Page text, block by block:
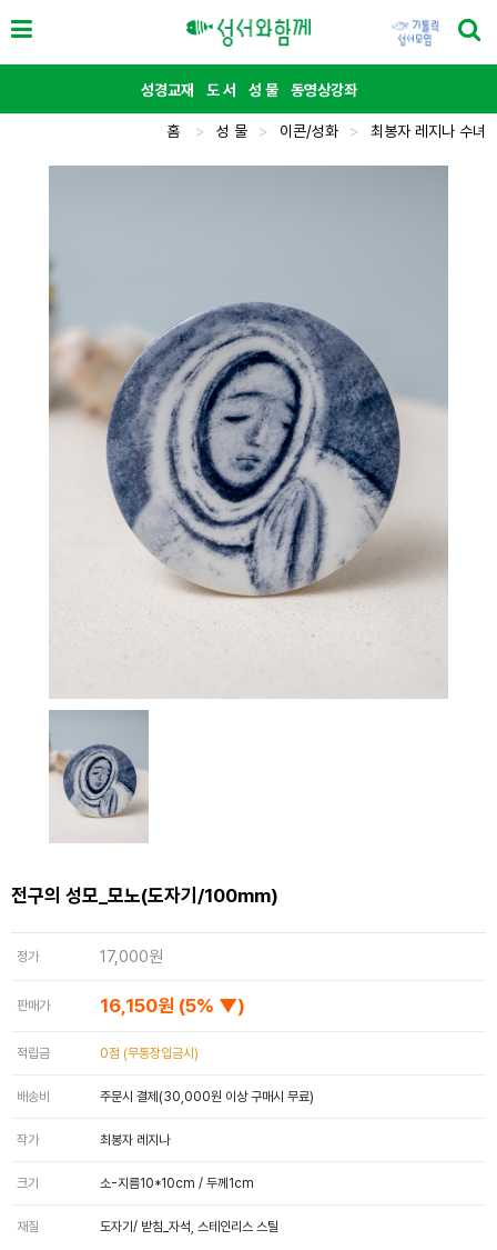
성경교재 도 서 성 물 동영상강좌
홈 > 성 물 > 이콘/성화 > 최봉자 레지나 수녀
전구의 성모_모노(도자기/100mm)
정가 17,000원
판매가 16,150원 (5% ▼)
적립금 0점 (무통장입금시)
배송비 주문시 결제(30,000원 이상 구매시 무료)
작가 최봉자 레지나
크기 소-지름10*10cm / 두께1cm
재질 도자기/ 받침_자석, 스테인리스 스틸